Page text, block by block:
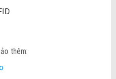
thêm: